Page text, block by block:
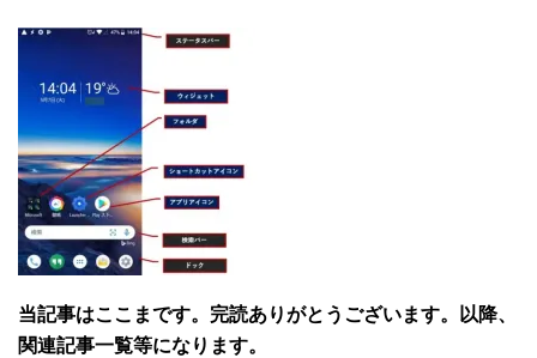
当記事はここまです。完読ありがとうございます。以降、
関連記事一覧等になります。